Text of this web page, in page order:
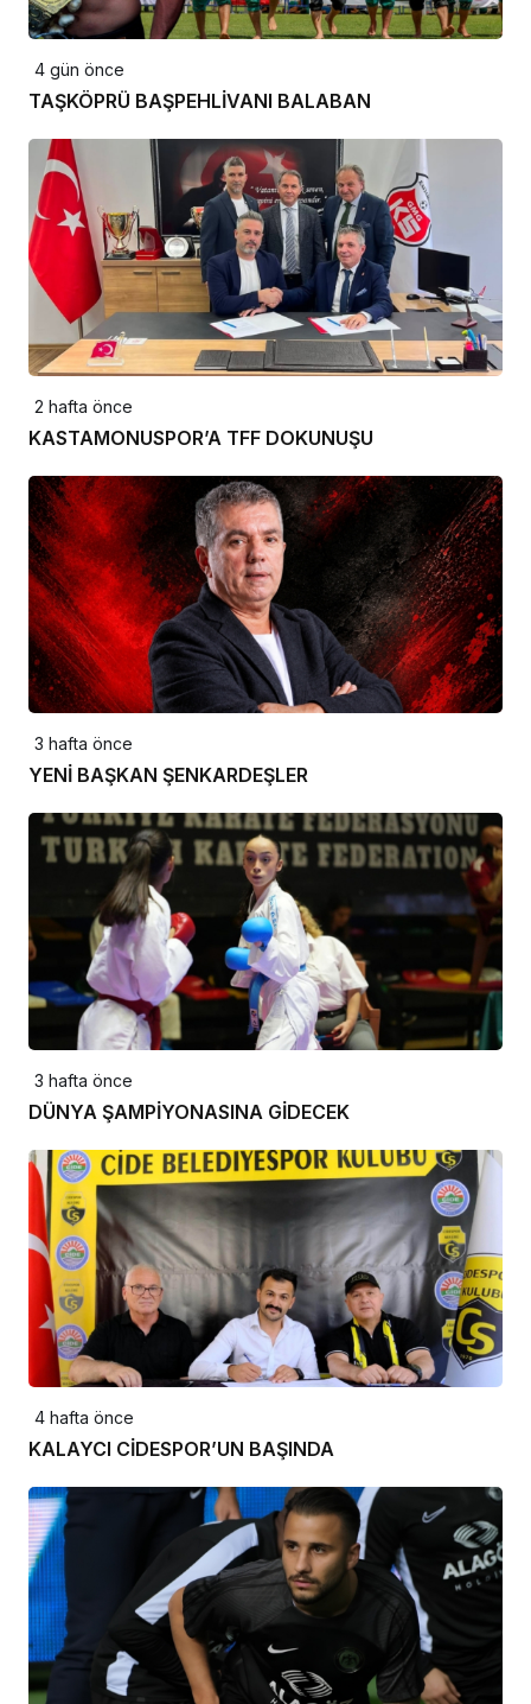
4 gün önce
TAŞKÖPRÜ BAŞPEHLİVANI BALABAN
2 hafta önce
KASTAMONUSPOR’A TFF DOKUNUŞU
3 hafta önce
YENİ BAŞKAN ŞENKARDEŞLER
3 hafta önce
DÜNYA ŞAMPİYONASINA GİDECEK
4 hafta önce
KALAYCI CİDESPOR’UN BAŞINDA